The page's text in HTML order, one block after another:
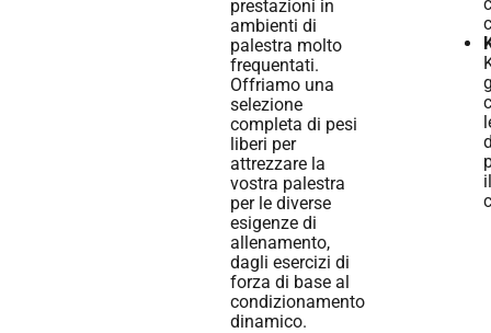
prestazioni in
ambienti di
palestra molto
frequentati.
Offriamo una
selezione
completa di pesi
liberi per
attrezzare la
vostra palestra
per le diverse
esigenze di
allenamento,
dagli esercizi di
forza di base al
condizionamento
dinamico.
il